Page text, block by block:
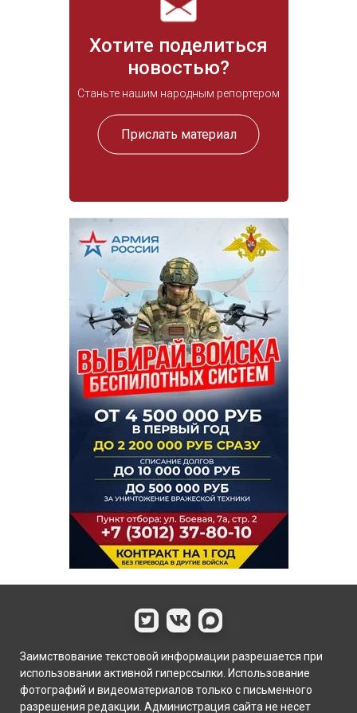
Хотите поделиться
новостью?
Станьте нашим народным репортером
Прислать материал
Заимствование текстовой информации разрешается при
использовании активной гиперссылки. Использование
фотографий и видеоматериалов только с письменного
разрешения редакции. Администрация сайта не несет